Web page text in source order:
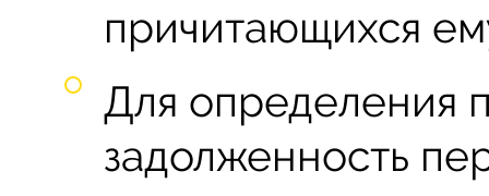
причитающихся
Для определения
задолженность